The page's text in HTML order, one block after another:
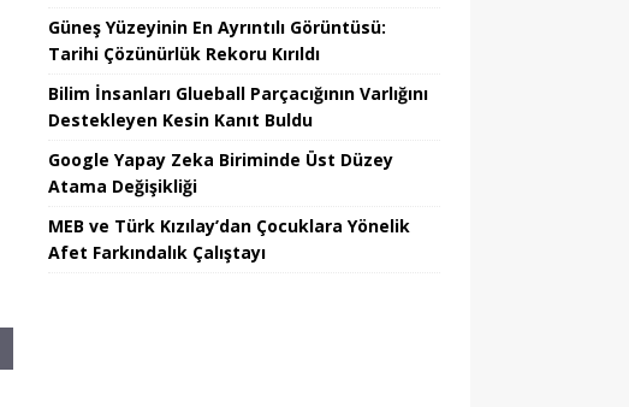
Güneş Yüzeyinin En Ayrıntılı Görüntüsü:
Tarihi Çözünürlük Rekoru Kırıldı
Bilim İnsanları Glueball Parçacığının Varlığını
Destekleyen Kesin Kanıt Buldu
Google Yapay Zeka Biriminde Üst Düzey
Atama Değişikliği
MEB ve Türk Kızılay’dan Çocuklara Yönelik
Afet Farkındalık Çalıştayı